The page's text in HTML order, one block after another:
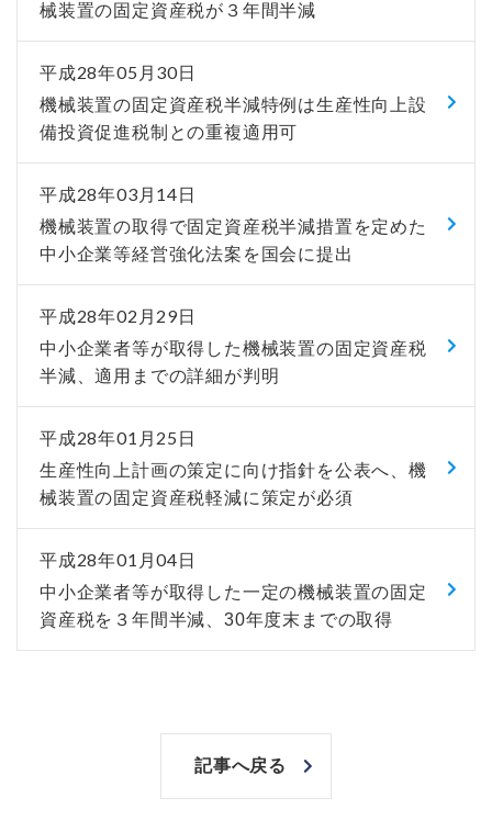
械装置の固定資産税が３年間半減
平成28年05月30日
機械装置の固定資産税半減特例は生産性向上設
備投資促進税制との重複適用可
平成28年03月14日
機械装置の取得で固定資産税半減措置を定めた
中小企業等経営強化法案を国会に提出
平成28年02月29日
中小企業者等が取得した機械装置の固定資産税
半減、適用までの詳細が判明
平成28年01月25日
生産性向上計画の策定に向け指針を公表へ、機
械装置の固定資産税軽減に策定が必須
平成28年01月04日
中小企業者等が取得した一定の機械装置の固定
資産税を３年間半減、30年度末までの取得
記事へ戻る